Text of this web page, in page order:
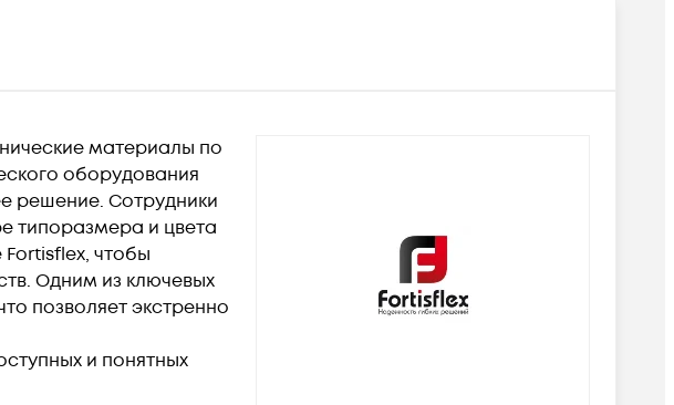
материалы по
оборудования
решение. Сотрудники
типоразмера и цвета
чтобы
Одним из ключевых
позволяет экстренно
и понятных